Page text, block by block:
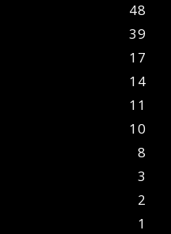
48
39
17
14
11
10
8
3
2
1